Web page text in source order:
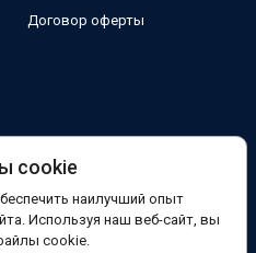
Договор оферты
cookie
наилучший опыт
Используя наш веб-сайт, вы
cookie.